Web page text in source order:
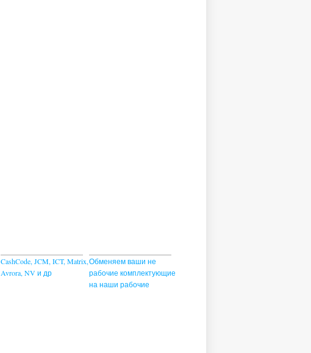
CashCode, JCM, ICT, Matrix,
Avrora, NV и др
Обменяем ваши не
рабочие комплектующие
на наши рабочие